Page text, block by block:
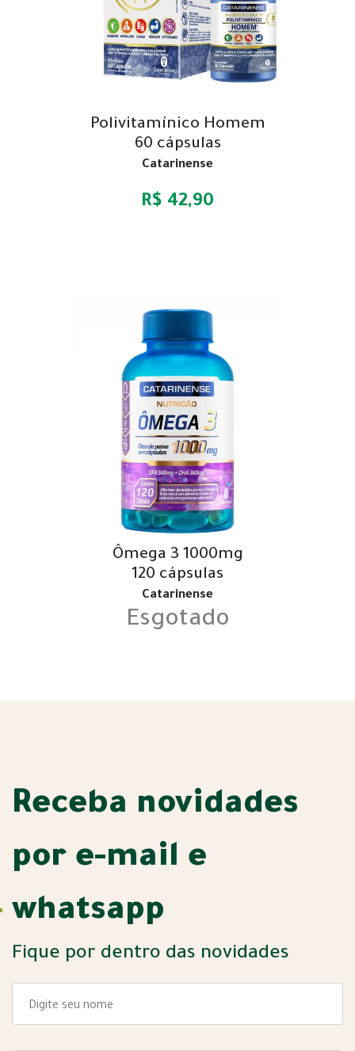
Polivitamínico Homem
60 cápsulas
Catarinense
R$ 42,90
Ômega 3 1000mg
120 cápsulas
Catarinense
Esgotado
Receba novidades
por e-mail e
whatsapp
Fique por dentro das novidades